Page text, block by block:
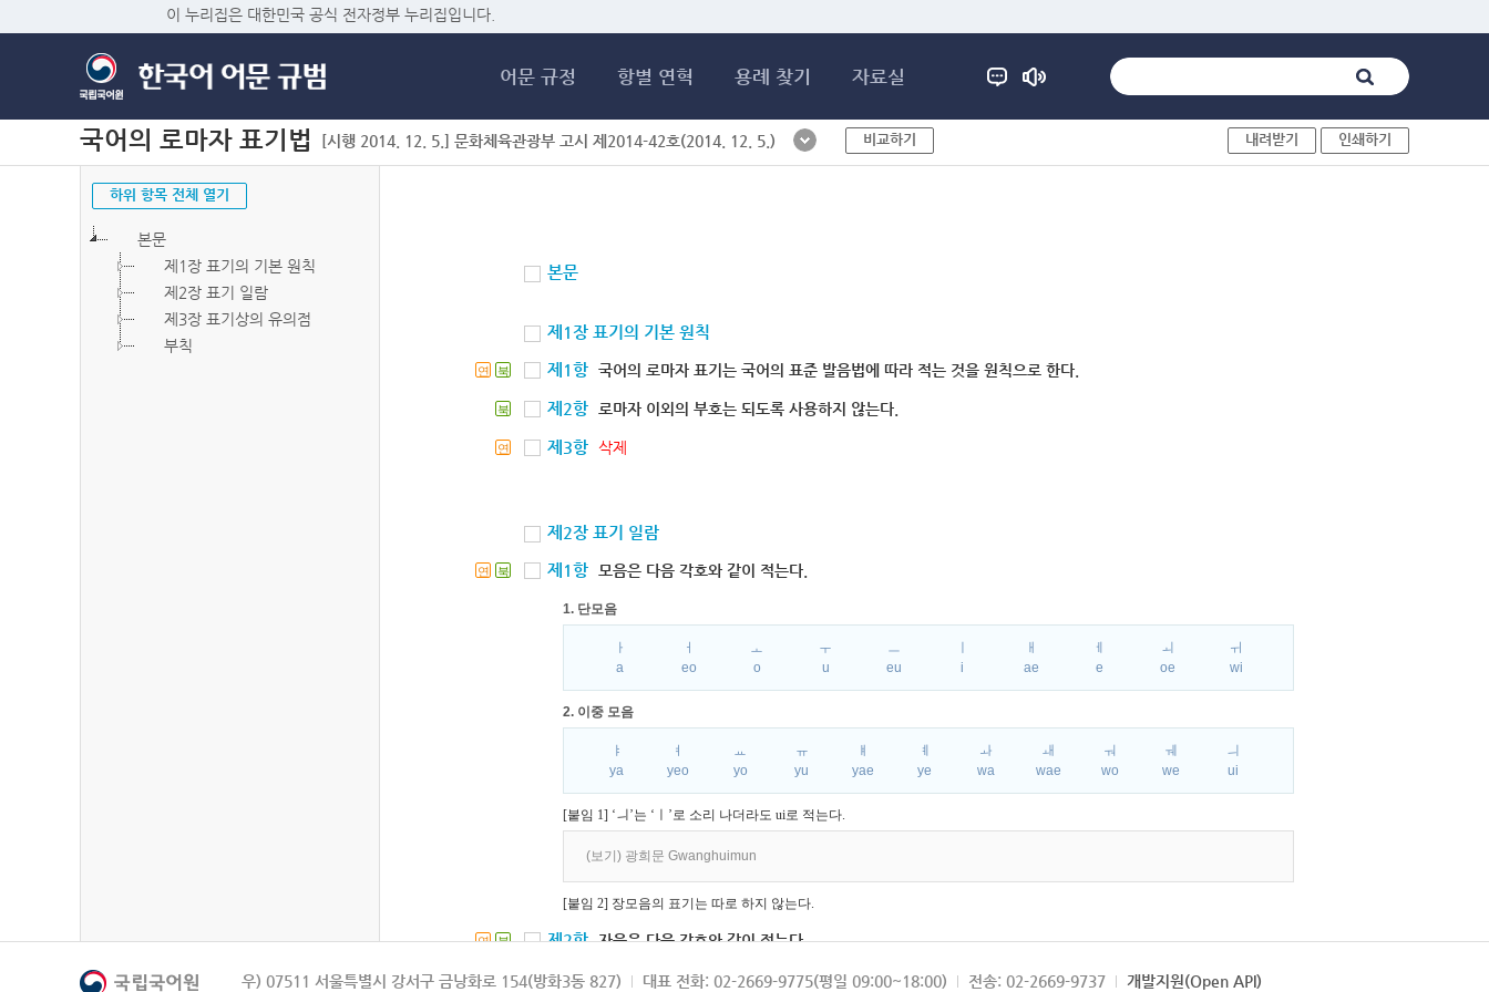
이 누리집은 대한민국 공식 전자정부 누리집입니다.
어문 규정 항별 연혁 용례 찾기 자료실
국어의 로마자 표기법 [시행 2014. 12. 5.] 문화체육관광부 고시 제2014-42호(2014. 12. 5.) 비교하기 내려받기 인쇄하기
하위 항목 전체 열기
본문
제1장 표기의 기본 원칙
제2장 표기 일람
제3장 표기상의 유의점
부칙
본문
제1장 표기의 기본 원칙
연 북 제1항 국어의 로마자 표기는 국어의 표준 발음법에 따라 적는 것을 원칙으로 한다.
북 제2항 로마자 이외의 부호는 되도록 사용하지 않는다.
연 제3항 삭제
제2장 표기 일람
연 북 제1항 모음은 다음 각호와 같이 적는다.
1. 단모음
ㅏ
a
ㅓ
eo
ㅗ
o
ㅜ
u
ㅡ
eu
i
ㅐ
ae
ㅔ
e
ㅚ
oe
ㅟ
wi
2. 이중 모음
ㅑ
ya
ㅕ
yeo
ㅛ
yo
ㅠ
yu
ㅒ
yae
ㅖ
ye
ㅘ
wa
ㅙ
wae
ㅝ
wo
ㅞ
we
ㅢ
ui
[붙임 1] ‘ㅢ’는 ‘ㅣ’로 소리 나더라도 ui로 적는다.
(보기) 광희문 Gwanghuimun
[붙임 2] 장모음의 표기는 따로 하지 않는다.
연 북 제2항 자음은 다음 각호와 같이 적는다.
1. 파열음
우) 07511 서울특별시 강서구 금낭화로 154(방화3동 827) 대표 전화: 02-2669-9775(평일 09:00~18:00) 전송: 02-2669-9737 개발지원(Open API)